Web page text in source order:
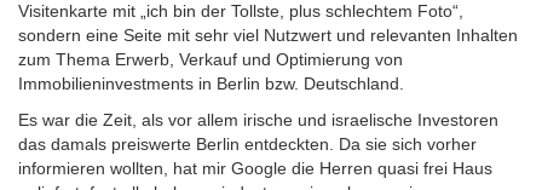
Visitenkarte mit „ich bin der Tollste, plus schlechtem Foto“,
sondern eine Seite mit sehr viel Nutzwert und relevanten Inhalten
zum Thema Erwerb, Verkauf und Optimierung von
Immobilieninvestments in Berlin bzw. Deutschland.
Es war die Zeit, als vor allem irische und israelische Investoren
das damals preiswerte Berlin entdeckten. Da sie sich vorher
informieren wollten, hat mir Google die Herren quasi frei Haus